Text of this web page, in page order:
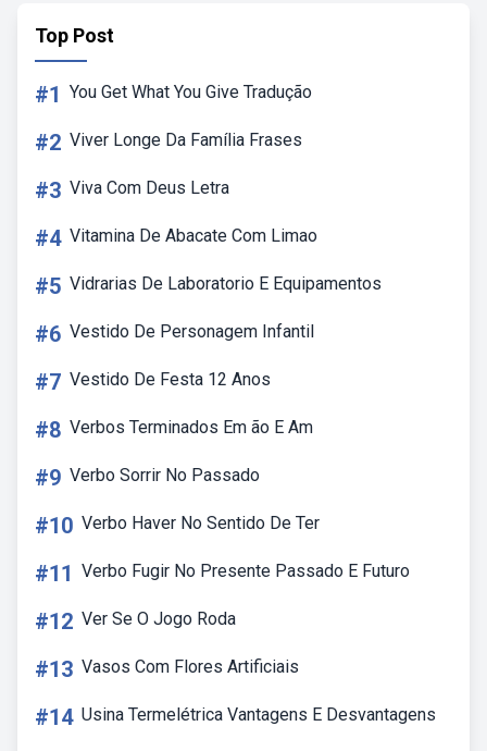
Top Post
#1 You Get What You Give Tradução
#2 Viver Longe Da Família Frases
#3 Viva Com Deus Letra
#4 Vitamina De Abacate Com Limao
#5 Vidrarias De Laboratorio E Equipamentos
#6 Vestido De Personagem Infantil
#7 Vestido De Festa 12 Anos
#8 Verbos Terminados Em ão E Am
#9 Verbo Sorrir No Passado
#10 Verbo Haver No Sentido De Ter
#11 Verbo Fugir No Presente Passado E Futuro
#12 Ver Se O Jogo Roda
#13 Vasos Com Flores Artificiais
#14 Usina Termelétrica Vantagens E Desvantagens